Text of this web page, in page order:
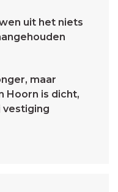
uit het niets
maar
Hoorn is dicht,
vestiging